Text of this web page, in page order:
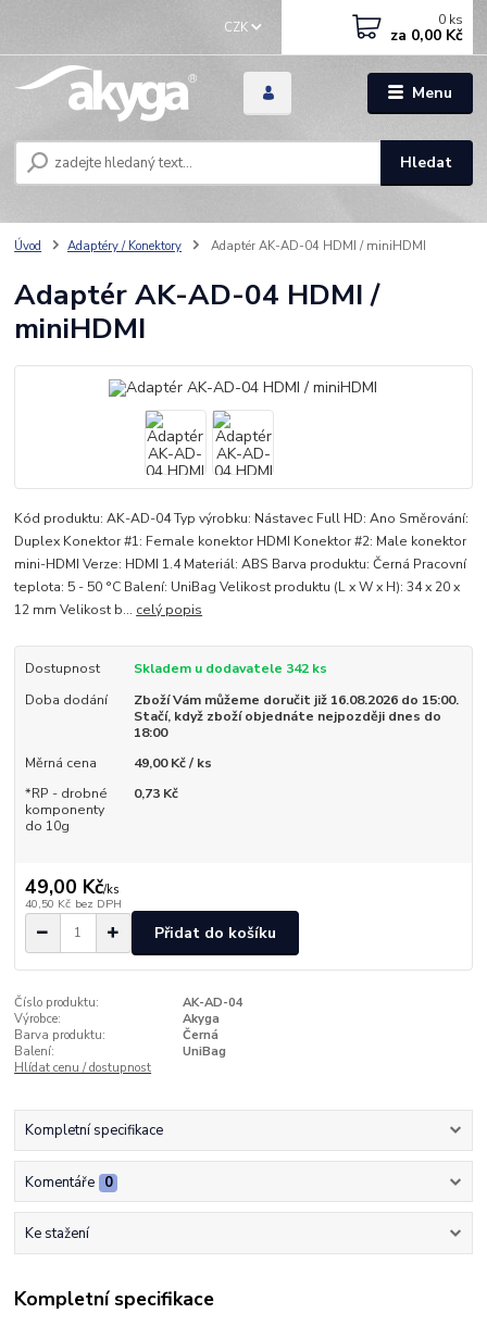
Menu
CZK
Hledat
0 ks
za 0,00 Kč
Úvod Adaptéry / Konektory Adaptér AK-AD-04 HDMI / miniHDMI
Adaptér AK-AD-04 HDMI /
miniHDMI
Kód produktu: AK-AD-04 Typ výrobku: Nástavec Full HD: Ano Směrování:
Duplex Konektor #1: Female konektor HDMI Konektor #2: Male konektor
mini-HDMI Verze: HDMI 1.4 Materiál: ABS Barva produktu: Černá Pracovní
teplota: 5 - 50 °C Balení: UniBag Velikost produktu (L x W x H): 34 x 20 x
12 mm Velikost b... celý popis
Dostupnost
Skladem u dodavatele 342 ks
Doba dodání
Zboží Vám můžeme doručit již 16.08.2026 do 15:00.
Stačí, když zboží objednáte nejpozději dnes do
18:00
Měrná cena
49,00 Kč / ks
*RP - drobné
komponenty
do 10g
0,73 Kč
49,00 Kč/ks
40,50 Kč bez DPH
Přidat do košíku
Číslo produktu:
AK-AD-04
Výrobce:
Akyga
Barva produktu:
Černá
Balení:
UniBag
Hlídat cenu / dostupnost
Kompletní specifikace
Komentáře 0
Ke stažení
Kompletní specifikace